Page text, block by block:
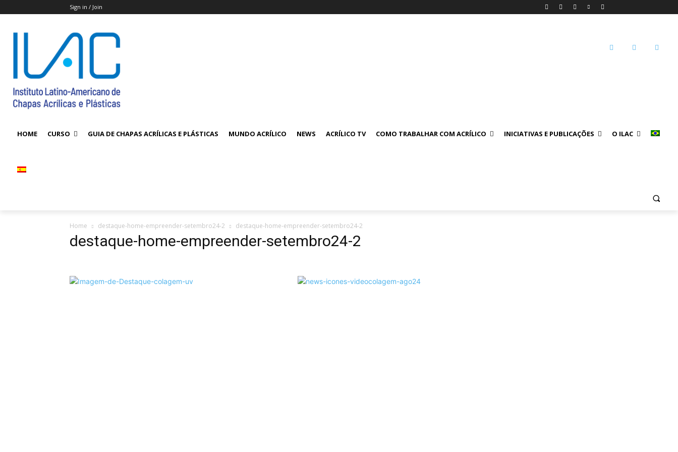
Sign in / Join
HOME CURSO GUIA DE CHAPAS ACRÍLICAS E PLÁSTICAS MUNDO ACRÍLICO NEWS ACRÍLICO TV COMO TRABALHAR COM ACRÍLICO INICIATIVAS E PUBLICAÇÕES O ILAC
Home destaque-home-empreender-setembro24-2 destaque-home-empreender-setembro24-2
destaque-home-empreender-setembro24-2